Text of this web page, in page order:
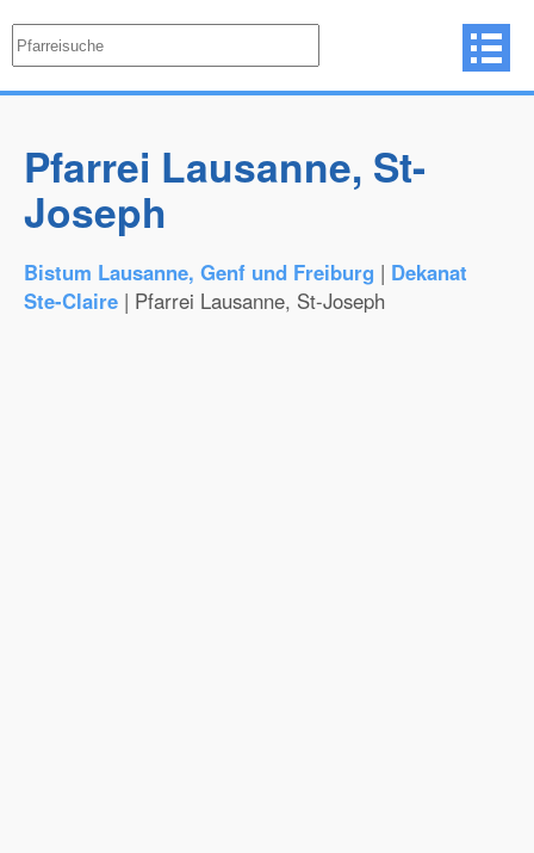
Pfarrei Lausanne, St-
Joseph
Bistum Lausanne, Genf und Freiburg | Dekanat
Ste-Claire | Pfarrei Lausanne, St-Joseph